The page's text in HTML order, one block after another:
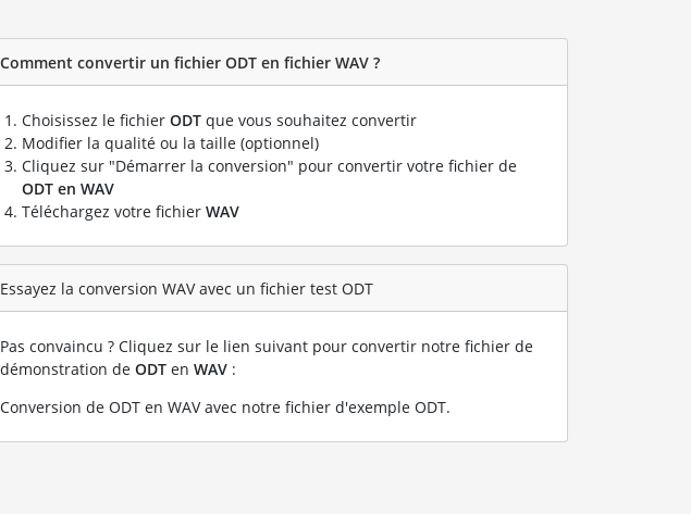
Comment convertir un fichier ODT en fichier WAV ?
Choisissez le fichier ODT que vous souhaitez convertir
Modifier la qualité ou la taille (optionnel)
Cliquez sur "Démarrer la conversion" pour convertir votre fichier de
ODT en WAV
Téléchargez votre fichier WAV
Essayez la conversion WAV avec un fichier test ODT
Pas convaincu ? Cliquez sur le lien suivant pour convertir notre fichier de
démonstration de ODT en WAV :
Conversion de ODT en WAV avec notre fichier d'exemple ODT.